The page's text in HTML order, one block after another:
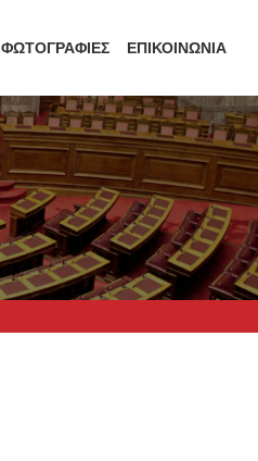
ΦΩΤΟΓΡΑΦΙΕΣ ΕΠΙΚΟΙΝΩΝΙΑ